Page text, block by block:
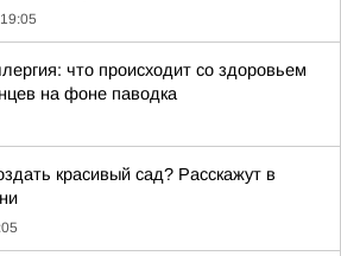
19:05
что происходит со здоровьем
на фоне паводка
красивый сад? Расскажут в